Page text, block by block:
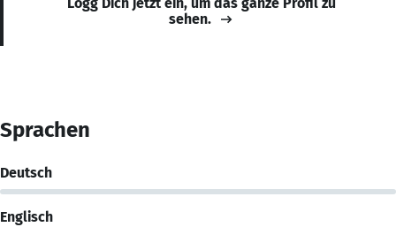
sehen.
Sprachen
Deutsch
Englisch